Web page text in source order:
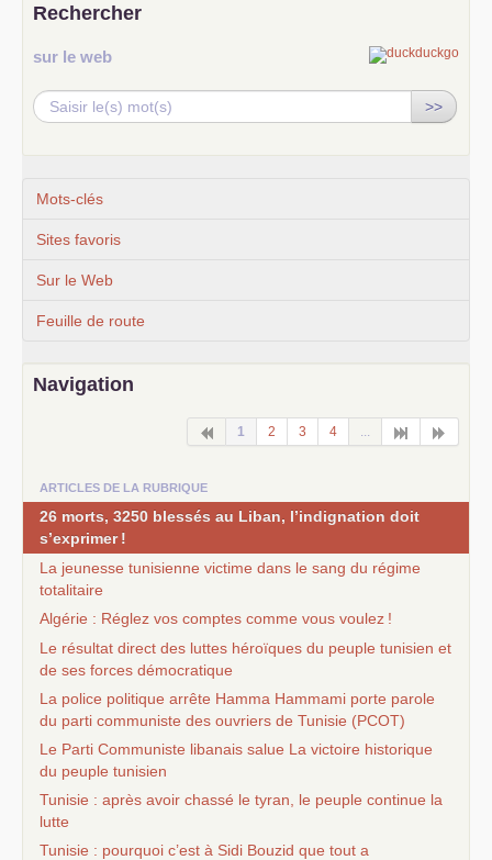
Rechercher
sur le web
>>
Mots-clés
Sites favoris
Sur le Web
Feuille de route
Navigation
1 2 3 4
ARTICLES DE LA RUBRIQUE
26 morts, 3250 blessés au Liban, l’indignation doit
s’exprimer !
La jeunesse tunisienne victime dans le sang du régime
totalitaire
Algérie : Réglez vos comptes comme vous voulez !
Le résultat direct des luttes héroïques du peuple tunisien et
de ses forces démocratique
La police politique arrête Hamma Hammami porte parole
du parti communiste des ouvriers de Tunisie (PCOT)
Le Parti Communiste libanais salue La victoire historique
du peuple tunisien
Tunisie : après avoir chassé le tyran, le peuple continue la
lutte
Tunisie : pourquoi c’est à Sidi Bouzid que tout a